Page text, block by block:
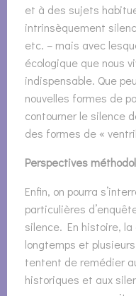
et à des sujets
intrinsèquement
etc. – mais avec
écologique que nous
indispensable. Que
nouvelles formes de
contourner le silence
des formes de «
Perspectives
Enfin, on pourra
particulières
silence. En histoire,
longtemps et
tentent de remédier
historiques et aux